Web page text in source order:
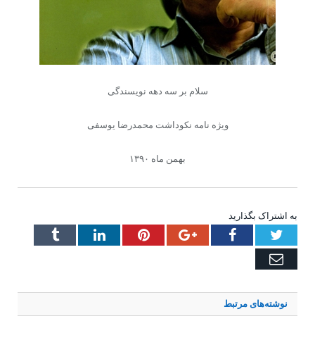
سلام بر سه دهه نویسندگی
ویژه نامه نکوداشت محمدرضا یوسفی
بهمن ماه ۱۳۹۰
به اشتراک بگذارید
Twitter
Facebook
Google+
Pinterest
LinkedIn
Tumblr
Email
نوشته‌های مرتبط